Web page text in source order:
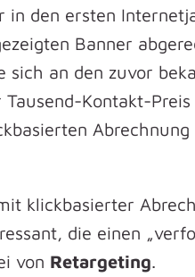
den ersten
Banner
sich an den zuvor
Kontakt-Preis
klickbasierter
die einen
von Retargeting.